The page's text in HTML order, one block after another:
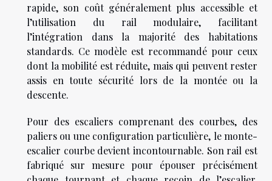
rapide, son coût généralement plus accessible et
l’utilisation du rail modulaire, facilitant
l’intégration dans la majorité des habitations
standards. Ce modèle est recommandé pour ceux
dont la mobilité est réduite, mais qui peuvent rester
assis en toute sécurité lors de la montée ou la
descente.
Pour des escaliers comprenant des courbes, des
paliers ou une configuration particulière, le monte-
escalier courbe devient incontournable. Son rail est
fabriqué sur mesure pour épouser précisément